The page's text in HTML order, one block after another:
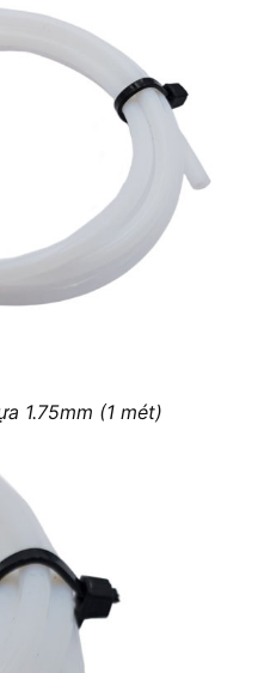
1.75mm (1 mét)